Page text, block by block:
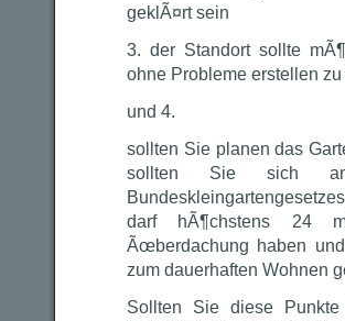
geklÃ¤rt sein
3. der Standort sollte
ohne Probleme erstellen
und 4.
sollten Sie planen das
sollten Sie sich an
darf hÃ¶chstens 24
Ãœberdachung haben
zum dauerhaften Wohnen
Sollten Sie diese